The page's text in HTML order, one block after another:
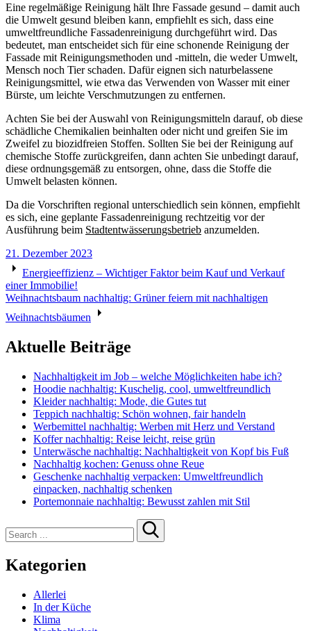
Eine regelmäßige Reinigung hält Ihre Fassade gesund – damit auch
die Umwelt gesund bleiben kann, empfiehlt es sich, dass eine
umweltfreundliche Fassadenreinigung durchgeführt wird. Das
bedeutet, man entscheidet sich für eine schonende Reinigung der
Fassade mit Reinigungsmethoden und -mitteln, die weder Umwelt,
Mensch noch Tier schaden. Dafür eignen sich naturbelassene
Reinigungsmittel, wie etwa das Verwenden von Wasser mit einer
Bürste, um leichte Verschmutzungen zu entfernen.
Achten Sie bei der Auswahl von Reinigungsmitteln darauf, ob diese
schädliche Chemikalien beinhalten oder nicht und greifen Sie im
Zweifel zu biozidfreien Stoffen. Sollten Sie bei der Reinigung auf
chemische Stoffe zurückgreifen, dann achten Sie unbedingt darauf,
diese ordnungsgemäß zu entsorgen, ohne, dass die Stoffe die
Umwelt belasten können.
Da die Vorschriften regional unterschiedlich sein können, empfiehlt
es sich, eine geplante Fassadenreinigung rechtzeitig vor der
Ausführung beim Stadtentwässerungsbetrieb anzumelden.
21. Dezember 2023
Beitragsnavigation
Energieeffizienz – Wichtiger Faktor beim Kauf und Verkauf
einer Immobilie!
Weihnachtsbaum nachhaltig: Grüner feiern mit nachhaltigen
Weihnachtsbäumen
Aktuelle Beiträge
Nachhaltigkeit im Job – welche Möglichkeiten habe ich?
Hoodie nachhaltig: Kuschelig, cool, umweltfreundlich
Kleider nachhaltig: Mode, die Gutes tut
Teppich nachhaltig: Schön wohnen, fair handeln
Werbemittel nachhaltig: Werben mit Herz und Verstand
Koffer nachhaltig: Reise leicht, reise grün
Unterwäsche nachhaltig: Nachhaltigkeit von Kopf bis Fuß
Nachhaltig kochen: Genuss ohne Reue
Geschenke nachhaltig verpacken: Umweltfreundlich
einpacken, nachhaltig schenken
Portemonnaie nachhaltig: Bewusst zahlen mit Stil
for:
Kategorien
Allerlei
In der Küche
Klima